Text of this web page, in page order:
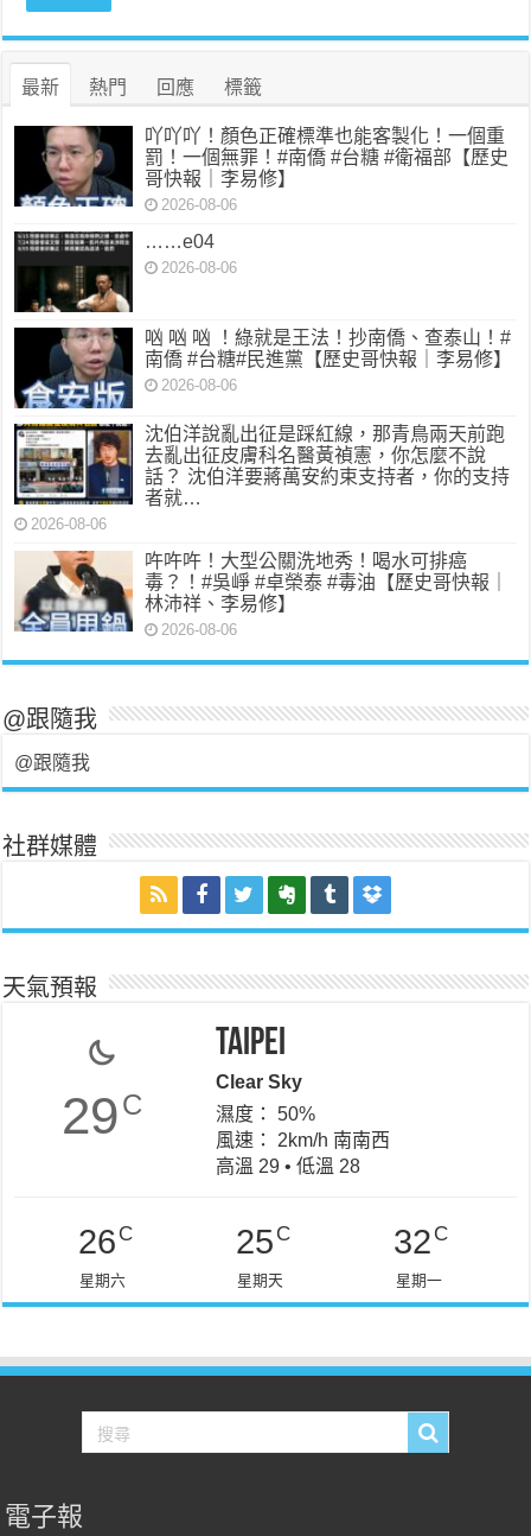
最新 熱門 回應 標籤
吖吖吖！顏色正確標準也能客製化！一個重
罰！一個無罪！#南僑 #台糖 #衛福部【歷史
哥快報｜李易修】
2026-08-06
……e04
2026-08-06
㕳 㕳 㕳 ！綠就是王法！抄南僑、查泰山！#
南僑 #台糖#民進黨【歷史哥快報｜李易修】
2026-08-06
沈伯洋說亂出征是踩紅線，那青鳥兩天前跑
去亂出征皮膚科名醫黃禎憲，你怎麼不說
話？ 沈伯洋要蔣萬安約束支持者，你的支持
者就…
2026-08-06
吘吘吘！大型公關洗地秀！喝水可排癌
毒？！#吳崢 #卓榮泰 #毒油【歷史哥快報｜
林沛祥、李易修】
2026-08-06
@跟隨我
@跟隨我
社群媒體
天氣預報
29C
Taipei
Clear Sky
濕度： 50%
風速： 2km/h 南南西
高溫 29 • 低溫 28
26 C
星期六
25 C
星期天
32 C
星期一
電子報